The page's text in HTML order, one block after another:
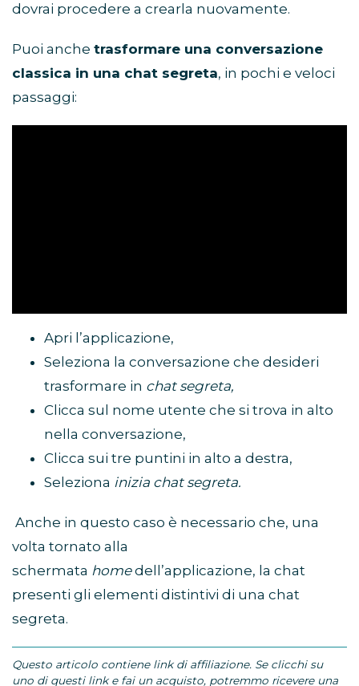
dovrai procedere a crearla nuovamente.
Puoi anche trasformare una conversazione
classica in una chat segreta, in pochi e veloci
passaggi:
Apri l’applicazione,
Seleziona la conversazione che desideri
trasformare in chat segreta,
Clicca sul nome utente che si trova in alto
nella conversazione,
Clicca sui tre puntini in alto a destra,
Seleziona inizia chat segreta.
Anche in questo caso è necessario che, una
volta tornato alla
schermata homedell’applicazione, la chat
presenti gli elementi distintivi di una chat
segreta.
Questo articolo contiene link di affiliazione. Se clicchi su
uno di questi link e fai un acquisto, potremmo ricevere una